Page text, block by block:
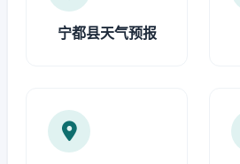
宁都县天气预报